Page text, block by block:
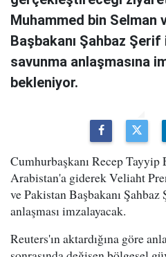
Muhammed bin Selman
Başbakanı Şahbaz
savunma anlaşmasına
bekleniyor.
Cumhurbaşkanı Recep
Arabistan'a giderek Veliaht
ve Pakistan Başbakanı
anlaşması imzalayacak.
Reuters'ın aktardığına göre